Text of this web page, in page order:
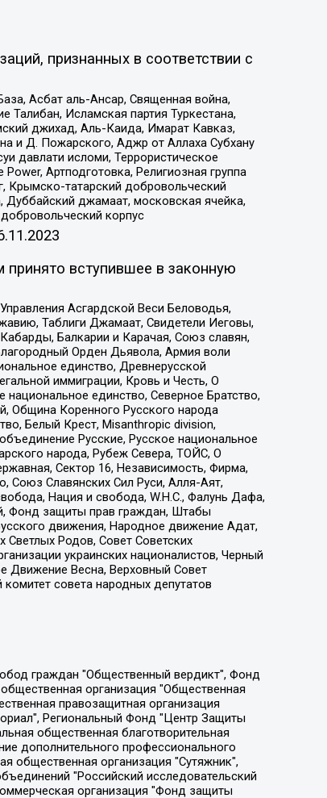
признанных в соответствии с
Асбат аль-Ансар, Священная война,
Исламская партия Туркестана,
джихад, Аль-Каида, Имарат Кавказ,
и Д. Пожарского, Аджр от Аллаха Субхану
давлати исломи, Террористическое
Артподготовка, Религиозная группа
Крымско-татарский добровольческий
джамаат, московская ячейка,
корпус
вступившее в законную
Асгардской Веси Беловодья,
Таблиги Джамаат, Свидетели Иеговы,
Балкарии и Карачая, Союз славян,
Орден Дьявола, Армия воли
единство, Древнерусской
иммиграции, Кровь и Честь, О
единство, Северное Братство,
Община Коренного Русского народа
Белый Крест, Misanthropic division,
Русские, Русское национальное
народа, Рубеж Севера, ТОЙС, О
Сектор 16, Независимость, Фирма,
Союз Славянских Сил Руси, Алля-Аят,
Нация и свобода, W.H.С., Фалунь Дафа,
Фонд защиты прав граждан, Штабы
движения, Народное движение Адат,
Родов, Совет Советских
украинских националистов, Черный
Движение Весна, Верховный Совет
совета народных депутатов
Общество с ограниченной ответственностью Издательский дом "Новая глава", Айнбиндер Александра Александровна, Московский комьюнити-центр для ЛГБТ+инициатив, Благотворительный фонд развития филантропии, Deutsche Welle (Германия, Kurt-Schumacher-Strasse 3, 53113 Bonn), Борзунова Мария Михайловна, Воробьев Виктор Викторович, Голубева Анна Львовна, Константинова Алла Михайловна, Малкова Ирина Владимировна, Мурадов Мурад Абдулгалимович, Осетинская Елизавета Николаевна, Понасенков Евгений Николаевич, Ганапольский Матвей Юрьевич, Киселев Евгений Алексеевич, Борухович Ирина Григорьевна, Дремин Иван Тимофеевич, Дубровский Дмитрий Викторович, Красноярская региональная общественная организация поддержки и развития альтернативных образовательных технологий и межкультурных коммуникаций "ИНТЕРРА", Маяковская Екатерина Алексеевна, Фейгин Марк Захарович, Филимонов Андрей Викторович, Дзугкоева Регина Николаевна, Доброхотов Роман Александрович, Дудь Юрий Александрович, Елкин Сергей Владимирович, Кругликов Кирилл Игоревич, Сабунаева Мария Леонидовна, Семенов Алексей Владимирович, Шаинян Карен Багратович, Шульман Екатерина Михайловна, Асафьев Артур Валерьевич, Вахштайн Виктор Семенович, Венедиктов Алексей Алексеевич, Лушникова Екатерина Евгеньевна, Волков Леонид Михайлович, Невзоров Александр Глебович, Пархоменко Сергей Борисович, Сироткин Ярослав Николаевич, Кара-Мурза Владимир Владимирович, Баранова Наталья Владимировна, Гозман Леонид Яковлевич, Кагарлицкий Борис Юльевич, Климарев Михаил Валерьевич, Милов Владимир Станиславович, Автономная некоммерческая организация Краснодарский центр современного искусства "Типография", Моргенштерн Алишер Тагирович, Соболь Любовь Эдуардовна, Общество с ограниченной ответственностью "ЛИЗА НОРМ", Каспаров Гарри Кимович, Ходорковский Михаил Борисович, Общество с ограниченной ответственностью "Апрельские тезисы", Данилович Ирина Брониславовна, Кашин Олег Владимирович, Петров Николай Владимирович, Пивоваров Алексей Владимирович, Соколов Михаил Владимирович, Цветкова Юлия Владимировна, Чичваркин Евгений Александрович, Комитет против пыток/Команда против пыток, Общество с ограниченной ответственностью "Первый научный", Общество с ограниченной ответственностью "Вертолет и ко", Белоцерковская Вероника Борисовна, Кац Максим Евгеньевич, Лазарева Татьяна Юрьевна, Шаведдинов Руслан Табризович, Яшин Илья Валерьевич, Общество с ограниченной ответственностью "Иноагент ААВ", Алешковский Дмитрий Петрович, Альбац Евгения Марковна, Быков Дмитрий Львович, Галямина Юлия Евгеньевна, Лойко Сергей Леонидович, Мартынов Кирилл Константинович, Медведев Сергей Александрович, Крашенинников Федор Геннадиевич, Гордеева Катерина Вл